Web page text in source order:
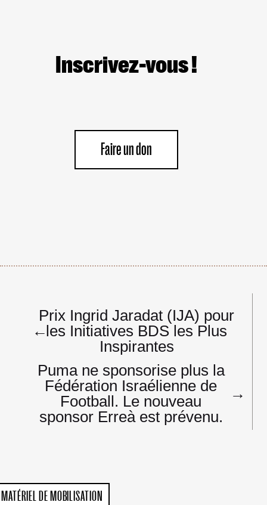
OU
CULTURELS
Inscrivez-vous !
Faire un don
Navigation
de
l’article
←
Prix Ingrid Jaradat (IJA) pour
les Initiatives BDS les Plus
Inspirantes
Puma ne sponsorise plus la
Fédération Israélienne de
Football. Le nouveau
sponsor Erreà est prévenu.
→
MATÉRIEL DE MOBILISATION